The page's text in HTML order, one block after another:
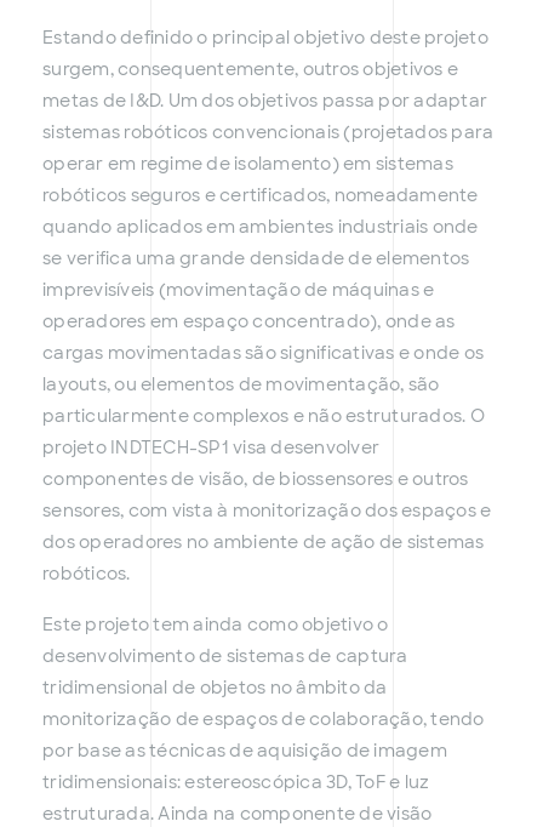
Estando definido o principal objetivo deste projeto
surgem, consequentemente, outros objetivos e
metas de I&D. Um dos objetivos passa por adaptar
sistemas robóticos convencionais (projetados para
operar em regime de isolamento) em sistemas
robóticos seguros e certificados, nomeadamente
quando aplicados em ambientes industriais onde
se verifica uma grande densidade de elementos
imprevisíveis (movimentação de máquinas e
operadores em espaço concentrado), onde as
cargas movimentadas são significativas e onde os
layouts, ou elementos de movimentação, são
particularmente complexos e não estruturados. O
projeto INDTECH-SP1 visa desenvolver
componentes de visão, de biossensores e outros
sensores, com vista à monitorização dos espaços e
dos operadores no ambiente de ação de sistemas
robóticos.
Este projeto tem ainda como objetivo o
desenvolvimento de sistemas de captura
tridimensional de objetos no âmbito da
monitorização de espaços de colaboração, tendo
por base as técnicas de aquisição de imagem
tridimensionais: estereoscópica 3D, ToF e luz
estruturada. Ainda na componente de visão